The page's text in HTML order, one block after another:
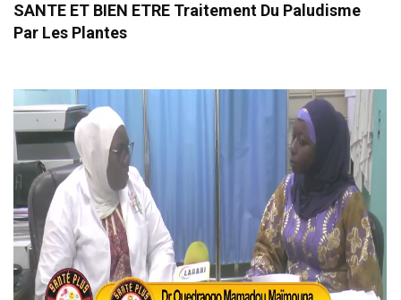
SANTE ET BIEN ETRE Traitement Du Paludisme
Par Les Plantes